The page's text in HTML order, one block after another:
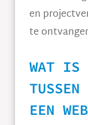
en
te
WAT IS
TUSSEN
EEN